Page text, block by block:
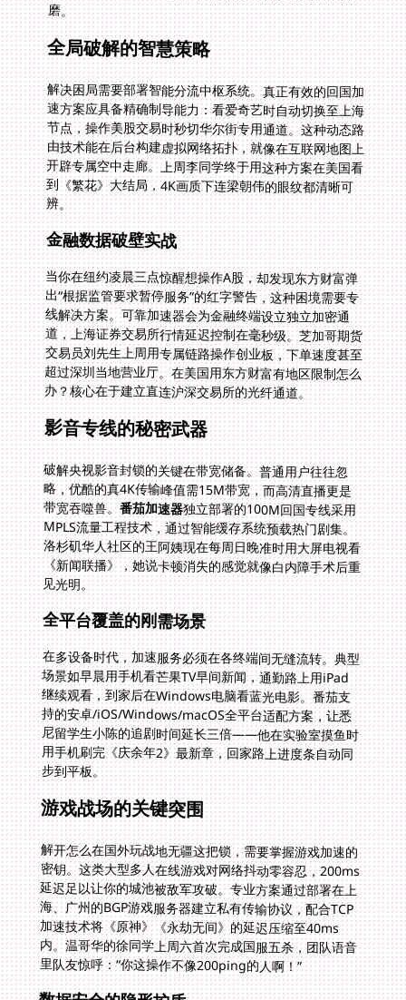
磨。
全局破解的智慧策略
解决困局需要部署智能分流中枢系统。真正有效的回国加
速方案应具备精确制导能力：看爱奇艺时自动切换至上海
节点，操作美股交易时秒切华尔街专用通道。这种动态路
由技术能在后台构建虚拟网络拓扑，就像在互联网地图上
开辟专属空中走廊。上周李同学终于用这种方案在美国看
到《繁花》大结局，4K画质下连梁朝伟的眼纹都清晰可
辨。
金融数据破壁实战
当你在纽约凌晨三点惊醒想操作A股，却发现东方财富弹
出“根据监管要求暂停服务”的红字警告，这种困境需要专
线解决方案。可靠加速器会为金融终端设立独立加密通
道，上海证券交易所行情延迟控制在毫秒级。芝加哥期货
交易员刘先生上周用专属链路操作创业板，下单速度甚至
超过深圳当地营业厅。在美国用东方财富有地区限制怎么
办？核心在于建立直连沪深交易所的光纤通道。
影音专线的秘密武器
破解央视影音封锁的关键在带宽储备。普通用户往往忽
略，优酷的真4K传输峰值需15M带宽，而高清直播更是
带宽吞噬兽。番茄加速器独立部署的100M回国专线采用
MPLS流量工程技术，通过智能缓存系统预载热门剧集。
洛杉矶华人社区的王阿姨现在每周日晚准时用大屏电视看
《新闻联播》，她说卡顿消失的感觉就像白内障手术后重
见光明。
全平台覆盖的刚需场景
在多设备时代，加速服务必须在各终端间无缝流转。典型
场景如早晨用手机看芒果TV早间新闻，通勤路上用iPad
继续观看，到家后在Windows电脑看蓝光电影。番茄支
持的安卓/iOS/Windows/macOS全平台适配方案，让悉
尼留学生小陈的追剧时间延长三倍——他在实验室摸鱼时
用手机刷完《庆余年2》最新章，回家路上进度条自动同
步到平板。
游戏战场的关键突围
解开怎么在国外玩战地无疆这把锁，需要掌握游戏加速的
密钥。这类大型多人在线游戏对网络抖动零容忍，200ms
延迟足以让你的城池被敌军攻破。专业方案通过部署在上
海、广州的BGP游戏服务器建立私有传输协议，配合TCP
加速技术将《原神》《永劫无间》的延迟压缩至40ms
内。温哥华的徐同学上周六首次完成国服五杀，团队语音
里队友惊呼：“你这操作不像200ping的人啊！”